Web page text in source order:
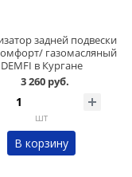
задней подвески
газомасляный
DEMFI в Кургане
3 260 руб.
шт
В корзину